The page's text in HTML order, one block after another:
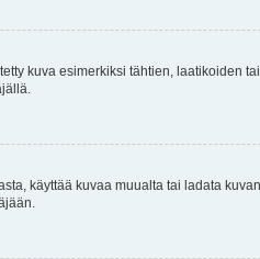
kuva esimerkiksi tähtien, laatikoiden
käyttää kuvaa muualta tai ladata